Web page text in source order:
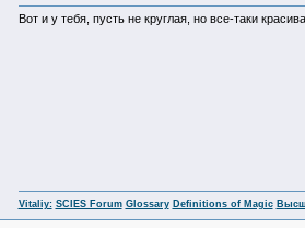
Вот и у тебя, пусть не круглая, но все-таки
Vitaliy: SCIES Forum Glossary Definitions of Magic